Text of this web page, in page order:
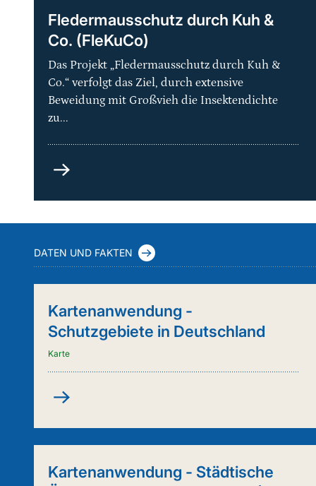
Metapopulation
und
ihrer
Lebensräume
in
Deutschland
Fledermausschutz durch Kuh &
Co. (FleKuCo)
Das Projekt „Fledermausschutz durch Kuh &
Co.“ verfolgt das Ziel, durch extensive
Beweidung mit Großvieh die Insektendichte
zu...
Fledermausschutz
Kuh
(FleKuCo)
DATEN UND FAKTEN
Kartenanwendung -
Schutzgebiete in Deutschland
Karte
Kartenanwendung
Schutzgebiete
in
Kartenanwendung - Städtische